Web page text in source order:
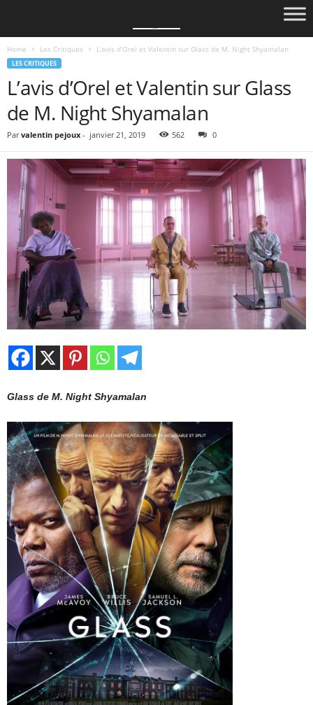
Home Les Critiques L’avis d’Orel et Valentin sur Glass de M. Night Shyamalan
LES CRITIQUES
L’avis d’Orel et Valentin sur Glass
de M. Night Shyamalan
Par valentin pejoux - janvier 21, 2019 562 0
Glass de M. Night Shyamalan